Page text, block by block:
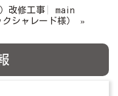
改修工事
main
シャレード様）
»